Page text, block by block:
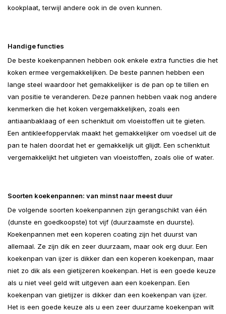
kookplaat, terwijl andere ook in de oven kunnen.
Handige functies
De beste koekenpannen hebben ook enkele extra functies die het
koken ermee vergemakkelijken. De beste pannen hebben een
lange steel waardoor het gemakkelijker is de pan op te tillen en
van positie te veranderen. Deze pannen hebben vaak nog andere
kenmerken die het koken vergemakkelijken, zoals een
antiaanbaklaag of een schenktuit om vloeistoffen uit te gieten.
Een antikleefoppervlak maakt het gemakkelijker om voedsel uit de
pan te halen doordat het er gemakkelijk uit glijdt. Een schenktuit
vergemakkelijkt het uitgieten van vloeistoffen, zoals olie of water.
Soorten koekenpannen: van minst naar meest duur
De volgende soorten koekenpannen zijn gerangschikt van één
(dunste en goedkoopste) tot vijf (duurzaamste en duurste).
Koekenpannen met een koperen coating zijn het duurst van
allemaal. Ze zijn dik en zeer duurzaam, maar ook erg duur. Een
koekenpan van ijzer is dikker dan een koperen koekenpan, maar
niet zo dik als een gietijzeren koekenpan. Het is een goede keuze
als u niet veel geld wilt uitgeven aan een koekenpan. Een
koekenpan van gietijzer is dikker dan een koekenpan van ijzer.
Het is een goede keuze als u een zeer duurzame koekenpan wilt